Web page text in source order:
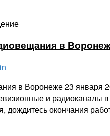
в
в Воронеже 23 января
и
дождитесь окончания